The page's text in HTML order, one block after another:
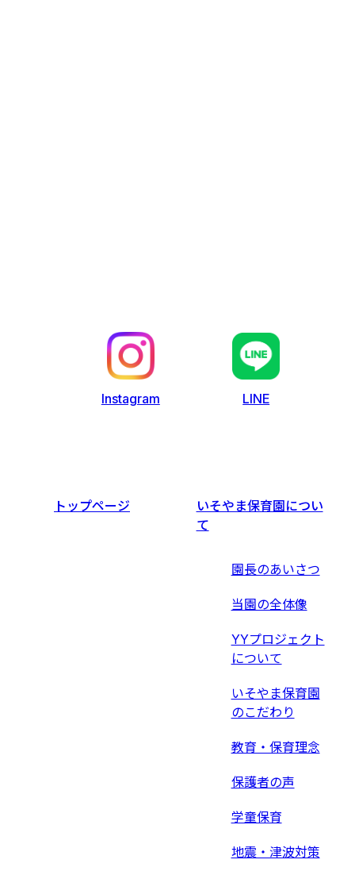
Instagram LINE
トップページ
いそやま保育園につい
て
園長のあいさつ
当園の全体像
YYプロジェクト
について
いそやま保育園
のこだわり
教育・保育理念
保護者の声
学童保育
地震・津波対策